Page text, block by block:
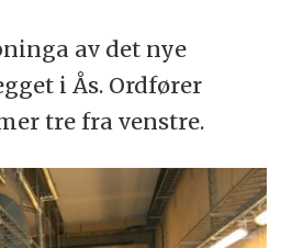
av det nye
i Ås. Ordfører
tre fra venstre.